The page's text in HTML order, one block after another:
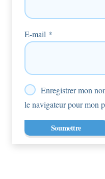
E-mail *
Enregistrer mon
le navigateur pour mon